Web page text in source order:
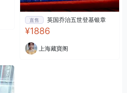
直售 英国乔治五世登基银章
¥1886
上海藏寶阁